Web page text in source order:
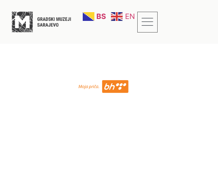
BS EN